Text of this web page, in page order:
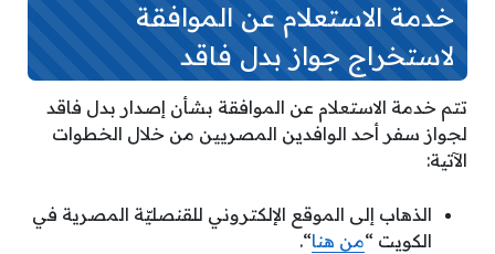
خدمة الاستعلام عن الموافقة
لاستخراج جواز بدل فاقد
تتم خدمة الاستعلام عن الموافقة بشأن إصدار بدل فاقد
لجواز سفر أحد الوافدين المصريين من خلال الخطوات
الآتية:
الذهاب إلى الموقع الإلكتروني للقنصليّة المصرية في
الكويت “من هنا“.